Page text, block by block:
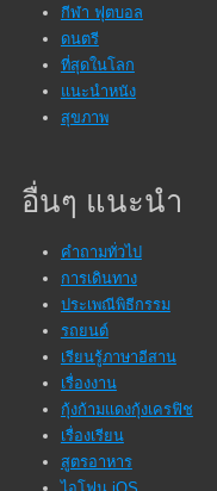
กีฬา ฟุตบอล
ดนตรี
ที่สุดในโลก
แนะนำหนัง
สุขภาพ
อื่นๆ แนะนำ
คำถามทั่วไป
การเดินทาง
ประเพณีพิธีกรรม
รถยนต์
เรียนรู้ภาษาอีสาน
เรื่องงาน
กุ้งก้ามแดงกุ้งเครฟิช
เรื่องเรียน
สูตรอาหาร